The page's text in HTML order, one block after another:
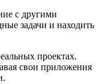
с другими
задачи и находить
проектах.
свои приложения